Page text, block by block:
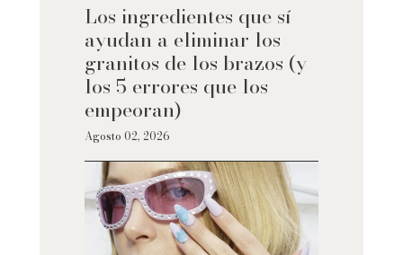
Los ingredientes que sí
ayudan a eliminar los
granitos de los brazos (y
los 5 errores que los
empeoran)
Agosto 02, 2026